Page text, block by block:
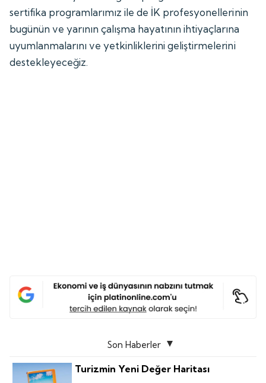
sertifika programlarımız ile de İK profesyonellerinin
bugünün ve yarının çalışma hayatının ihtiyaçlarına
uyumlanmalarını ve yetkinliklerini geliştirmelerini
destekleyeceğiz.
Son Haberler
Turizmin Yeni Değer Haritası